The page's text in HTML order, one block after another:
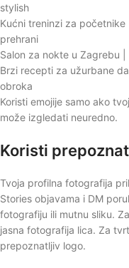
stylish
Kućni treninzi za
prehrani
Salon za nokte u Zagrebu
Brzi recepti za užurbane
obroka
Koristi emojije samo ako
može izgledati neuredno.
Koristi
Tvoja profilna fotografija
Stories objavama i DM
fotografiju ili mutnu sliku.
jasna fotografija lica. Za
prepoznatljiv logo.